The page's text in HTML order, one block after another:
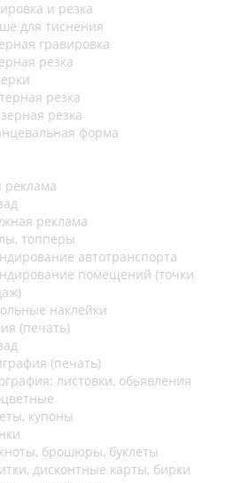
и резка
для тиснения
гравировка
резка
резка
резка
форма
реклама
реклама
топперы
автотранспорта
помещений (точки
наклейки
(печать)
(печать)
листовки, обьявления
купоны
брошюры, буклеты
дисконтные карты, бирки